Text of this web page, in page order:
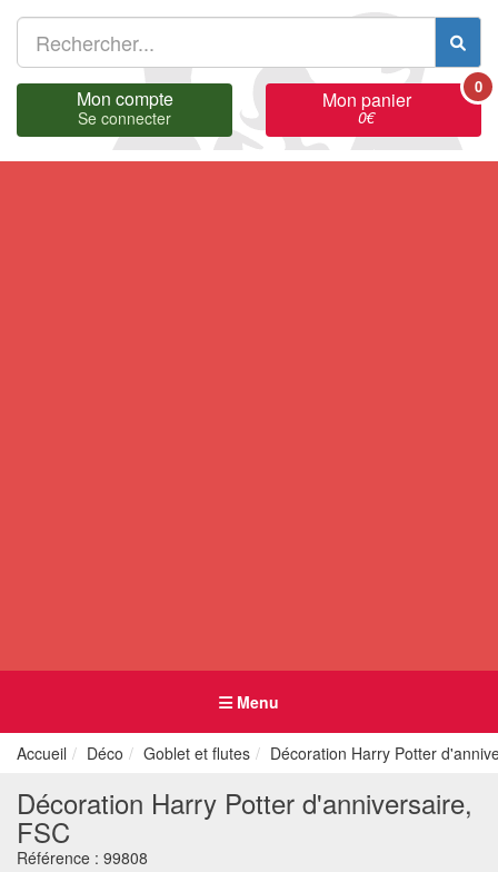
Mon compte
Se connecter
Mon panier
0€
0
Menu
Accueil Déco Goblet et flutes Décoration Harry Potter
Décoration Harry Potter d'anniversaire,
FSC
Référence : 99808